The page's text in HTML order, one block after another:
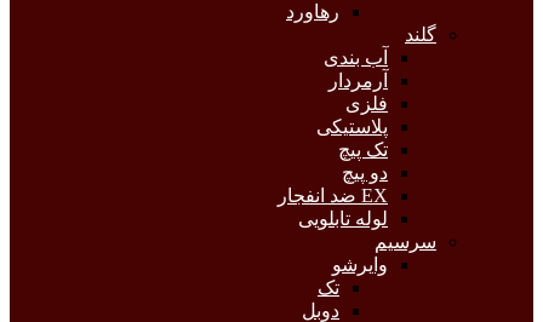
رهاورد
گلند
آب بندی
آرمردار
فلزی
پلاستیکی
تک پیچ
دو پیچ
EX ضد انفجار
لوله تابلویی
سرسیم
وایرشو
تک
دوبل